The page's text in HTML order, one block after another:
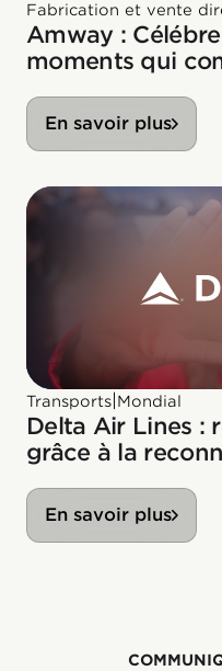
Fabrication et vente
Amway :
moments qui
En savoir plus
Transports Mondial
Delta Air Lines :
grâce à la
En savoir plus